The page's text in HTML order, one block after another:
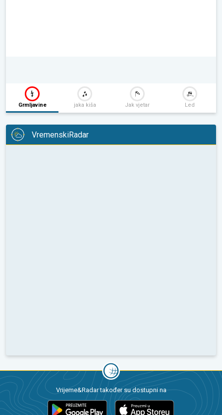
Grmljavine jaka kiša Jak vjetar Led
VremenskiRadar
Vrijeme&Radar također su dostupni na